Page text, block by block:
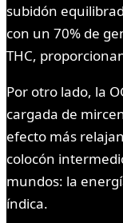
subidón
con un 70% de
THC,
Por otro lado, la
cargada de
efecto más
colocón
mundos: la
índica.